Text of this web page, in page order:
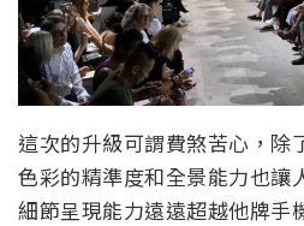
這次的升級可謂費煞苦心，除
色彩的精準度和全景能力也讓
細節呈現能力遠遠超越他牌手